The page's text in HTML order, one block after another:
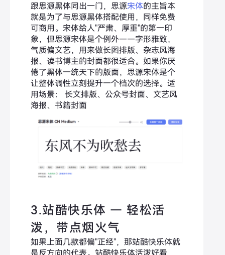
跟思源黑体同出一门，思源宋体的主旨本
就是为了与思源黑体搭配使用，同样免费
可商用。宋体给人"严肃、厚重"的第一印
象，但思源宋体是个例外——字形雅致，
气质偏文艺，用来做长图排版、杂志风海
报、读书博主的封面都很适合。如果你厌
倦了黑体一统天下的版面，思源宋体是个
让整体调性立刻提升一个档次的选择。适
用场景： 长文排版、公众号封面、文艺风
海报、书籍封面
3.站酷快乐体 — 轻松活
泼，带点烟火气
如果上面几款都偏"正经"，那站酷快乐体就